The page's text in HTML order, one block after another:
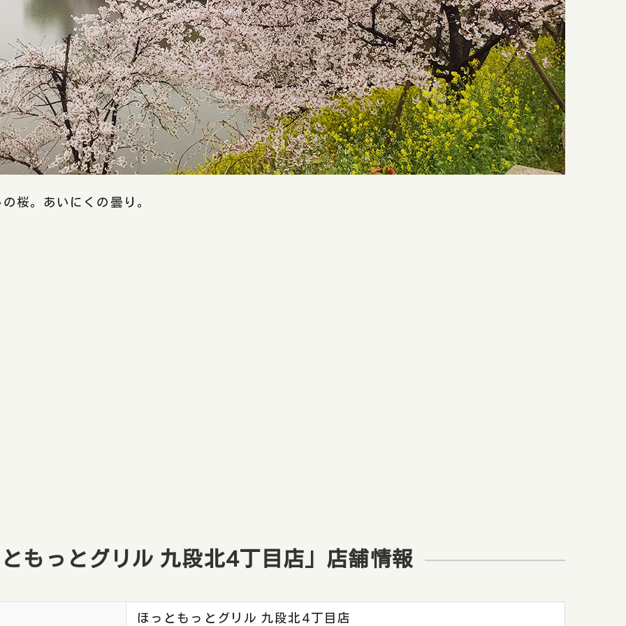
桜。あいにくの曇り。
もっとグリル 九段北4丁目店」店舗情報
ほっともっとグリル 九段北4丁目店